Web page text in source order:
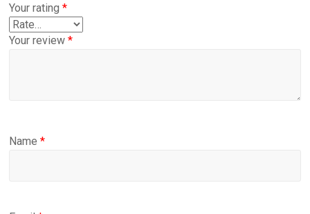
Your rating*
Your review*
Name*